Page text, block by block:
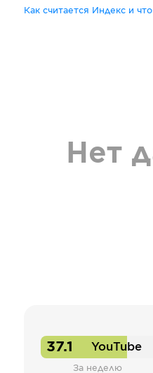
Как считается Индекс и
Нет
37.1 YouTube
За неделю